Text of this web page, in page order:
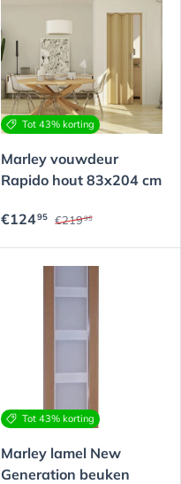
Tot 43% korting
Marley vouwdeur
Rapido hout 83x204 cm
€12495 €21995
Tot 43% korting
Marley lamel New
Generation beuken